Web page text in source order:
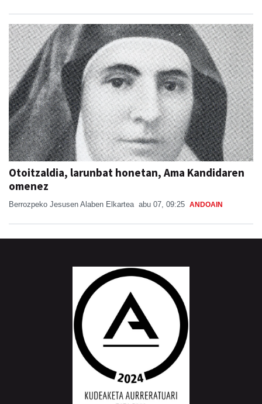
Otoitzaldia, larunbat honetan, Ama Kandidaren
omenez
Berrozpeko Jesusen Alaben Elkartea abu 07, 09:25 ANDOAIN